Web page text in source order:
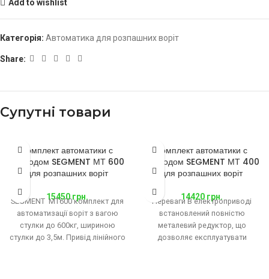
Add to wishlist
Категорія: Автоматика для розпашних воріт
Share:
Супутні товари
Комплект автоматики с
приводом SEGMENT МТ 600
для розпашних воріт
15450грн.
SEGMENT MT600 комплект для
автоматизації воріт з вагою
стулки до 600кг, шириною
стулки до 3,5м. Привід лінійного
Комплект автоматики с
приводом SEGMENT МТ 400
для розпашних воріт
14420 грн.
Переваги В електроприводі
встановлений повністю
металевий редуктор, що
дозволяє експлуатувати